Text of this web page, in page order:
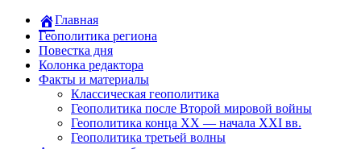
Главная
Геополитика региона
Повестка дня
Колонка редактора
Факты и материалы
Классическая геополитика
Геополитика после Второй мировой войны
Геополитика конца XX — начала XXI вв.
Геополитика третьей волны